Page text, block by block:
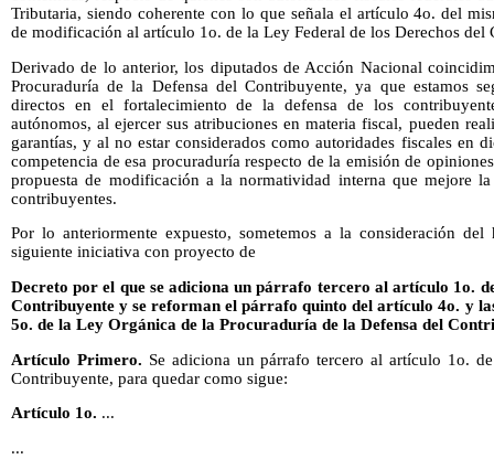
Tributaria, siendo coherente con lo que señala el artículo 4o. del
de modificación al artículo 1o. de la Ley Federal de los Derechos del
Derivado de lo anterior, los diputados de Acción Nacional
Procuraduría de la Defensa del Contribuyente, ya que estamos
directos en el fortalecimiento de la defensa de los
autónomos, al ejercer sus atribuciones en materia fiscal, pueden
garantías, y al no estar considerados como autoridades fiscales en
competencia de esa procuraduría respecto de la emisión de
propuesta de modificación a la normatividad interna que mejore
contribuyentes.
Por lo anteriormente expuesto, sometemos a la consideración
siguiente iniciativa con proyecto de
Decreto por el que se adiciona un párrafo tercero al artículo 1o.
Contribuyente y se reforman el párrafo quinto del artículo 4o. y
5o. de la Ley Orgánica de la Procuraduría de la Defensa del
Artículo Primero. Se adiciona un párrafo tercero al artículo 1o.
Contribuyente, para quedar como sigue:
Artículo 1o. ...
...